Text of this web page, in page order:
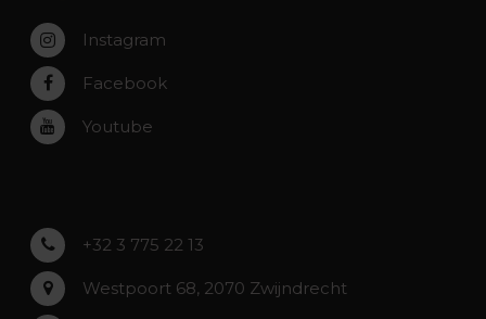
Zwijndrecht
Rumst
Roeselare
Asse
Contact
Instagram
Facebook
Youtube
+32 3 775 22 13
Westpoort 68, 2070 Zwijndrecht